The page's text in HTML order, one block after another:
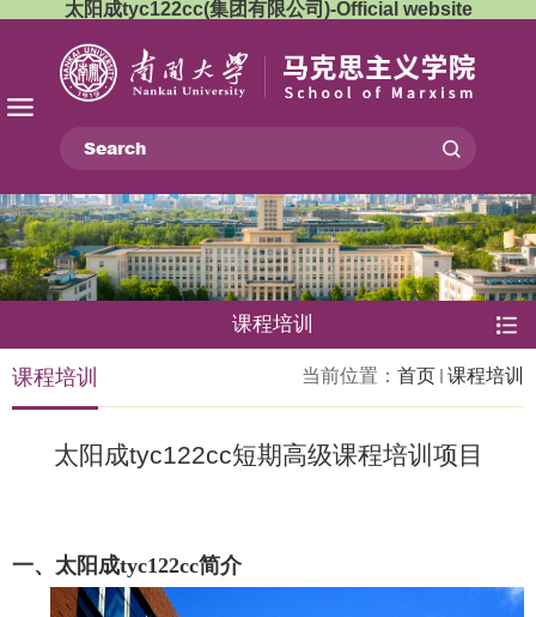
太阳成tyc122cc(集团有限公司)-Official website
课程培训
当前位置： 首页 课程培训
课程培训
太阳成tyc122cc短期高级课程培训项目
一、​太阳成tyc122cc简介